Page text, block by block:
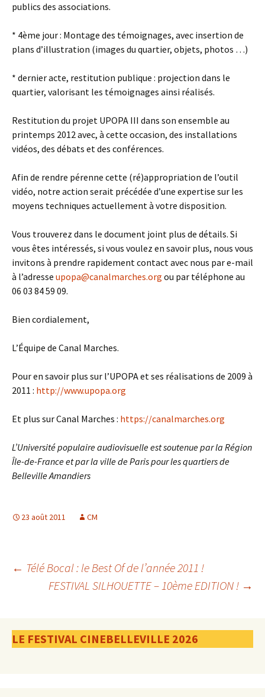
publics des associations.
* 4ème jour : Montage des témoignages, avec insertion de
plans d’illustration (images du quartier, objets, photos …)
* dernier acte, restitution publique : projection dans le
quartier, valorisant les témoignages ainsi réalisés.
Restitution du projet UPOPA III dans son ensemble au
printemps 2012 avec, à cette occasion, des installations
vidéos, des débats et des conférences.
Afin de rendre pérenne cette (ré)appropriation de l’outil
vidéo, notre action serait précédée d’une expertise sur les
moyens techniques actuellement à votre disposition.
Vous trouverez dans le document joint plus de détails. Si
vous êtes intéressés, si vous voulez en savoir plus, nous vous
invitons à prendre rapidement contact avec nous par e-mail
à l’adresse upopa@canalmarches.org ou par téléphone au
06 03 84 59 09.
Bien cordialement,
L’Équipe de Canal Marches.
Pour en savoir plus sur l’UPOPA et ses réalisations de 2009 à
2011 : http://www.upopa.org
Et plus sur Canal Marches : https://canalmarches.org
L’Université populaire audiovisuelle est soutenue par la Région
Île-de-France et par la ville de Paris pour les quartiers de
Belleville Amandiers
23 août 2011 CM
Navigation
articles
← Télé Bocal : le Best Of de l’année 2011 !
FESTIVAL SILHOUETTE – 10ème EDITION ! →
LE FESTIVAL CINEBELLEVILLE 2026